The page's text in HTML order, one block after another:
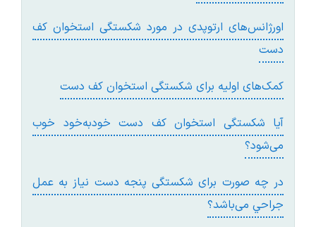
اورژانس‌های ارتوپدی در مورد شکستگی استخوان کف
دست
کمک‌های اولیه برای شکستگی استخوان کف دست
آیا شکستگی استخوان کف دست خودبه‌خود خوب
می‌شود؟
در چه صورت برای شکستگی پنجه دست نیاز به عمل
جراحي می‌باشد؟